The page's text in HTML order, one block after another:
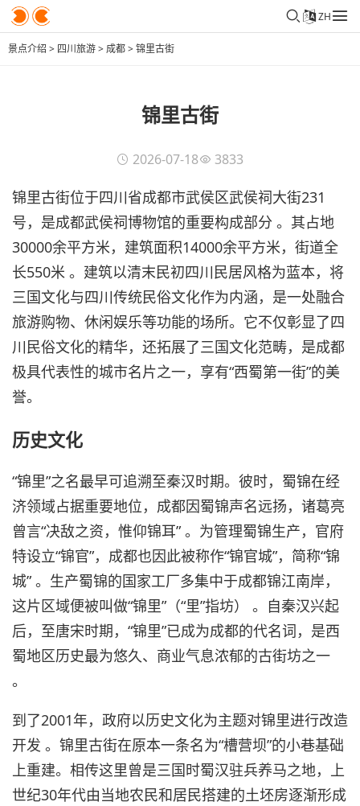
ZH
景点介绍 > 四川旅游>成都>锦里古街
锦里古街
2026-07-18 3833
锦里古街位于四川省成都市武侯区武侯祠大街231
号，是成都武侯祠博物馆的重要构成部分 。其占地
30000余平方米，建筑面积14000余平方米，街道全
长550米 。建筑以清末民初四川民居风格为蓝本，将
三国文化与四川传统民俗文化作为内涵，是一处融合
旅游购物、休闲娱乐等功能的场所。它不仅彰显了四
川民俗文化的精华，还拓展了三国文化范畴，是成都
极具代表性的城市名片之一，享有“西蜀第一街”的美
誉。
历史文化
“锦里”之名最早可追溯至秦汉时期。彼时，蜀锦在经
济领域占据重要地位，成都因蜀锦声名远扬，诸葛亮
曾言“决敌之资，惟仰锦耳” 。为管理蜀锦生产，官府
特设立“锦官”，成都也因此被称作“锦官城”，简称“锦
城” 。生产蜀锦的国家工厂多集中于成都锦江南岸，
这片区域便被叫做“锦里”（“里”指坊） 。自秦汉兴起
后，至唐宋时期，“锦里”已成为成都的代名词，是西
蜀地区历史最为悠久、商业气息浓郁的古街坊之一
。
到了2001年，政府以历史文化为主题对锦里进行改造
开发 。锦里古街在原本一条名为“槽营坝”的小巷基础
上重建。相传这里曾是三国时蜀汉驻兵养马之地，上
世纪30年代由当地农民和居民搭建的土坯房逐渐形成